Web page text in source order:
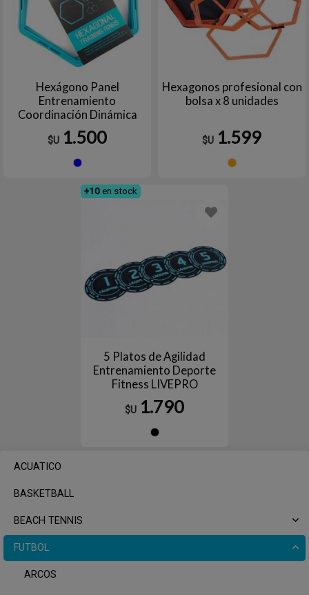
ACUATICO
BASKETBALL
BEACH TENNIS
FUTBOL
ARCOS
Hexágono Panel
Entrenamiento
Coordinación Dinámica
Fútbol LIVEPRO
$U 1.500
Hexagonos profesional con
bolsa x 8 unidades
$U 1.599
+10 en stock
5 Platos de Agilidad
Entrenamiento Deporte
Fitness LIVEPRO
$U 1.790